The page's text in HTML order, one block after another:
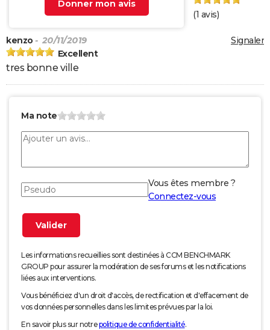
Donner mon avis
(1 avis)
Signaler
kenzo - 20/11/2019
Excellent
tres bonne ville
Ma note
Vous êtes membre ?
Connectez-vous
Les informations recueillies sont destinées à CCM BENCHMARK
GROUP pour assurer la modération de ses forums et les notifications
liées aux interventions.
Vous bénéficiez d'un droit d'accès, de rectification et d'effacement de
vos données personnelles dans les limites prévues par la loi.
En savoir plus sur notrepolitique de confidentialité.